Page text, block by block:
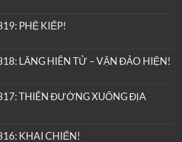
PHỆ KIẾP!
LĂNG HIÊN TỬ – VẬN ĐẢO HIỆN!
THIÊN ĐƯỜNG XUỐNG ĐỊA
KHAI CHIẾN!